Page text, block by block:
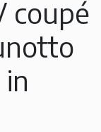
coupé